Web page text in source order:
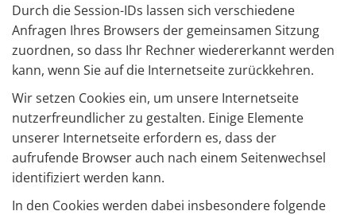
Durch die Session-IDs lassen sich verschiedene
Anfragen Ihres Browsers der gemeinsamen Sitzung
zuordnen, so dass Ihr Rechner wiedererkannt werden
kann, wenn Sie auf die Internetseite zurückkehren.
Wir setzen Cookies ein, um unsere Internetseite
nutzerfreundlicher zu gestalten. Einige Elemente
unserer Internetseite erfordern es, dass der
aufrufende Browser auch nach einem Seitenwechsel
identifiziert werden kann.
In den Cookies werden dabei insbesondere folgende